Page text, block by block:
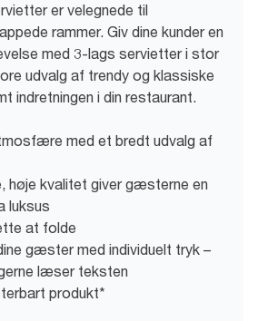
er velegnede til
rammer. Giv dine kunder en
med 3-lags servietter i stor
udvalg af trendy og klassiske
indretningen i din restaurant.
med et bredt udvalg af
høje kvalitet giver gæsterne en
luksus
at folde
gæster med individuelt tryk –
læser teksten
produkt*